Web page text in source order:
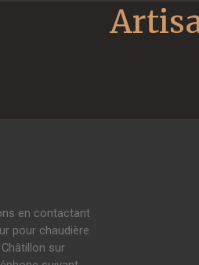
en contactant
pour chaudière
sur